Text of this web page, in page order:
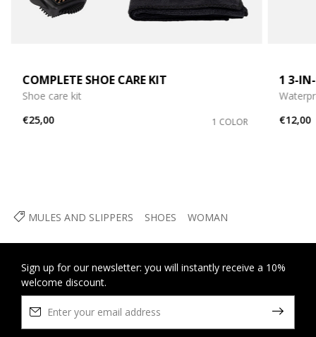
MULES AND SLIPPERS SHOES WOMAN
COMPLETE SHOE CARE KIT
Shoe care kit
€25,00
1 COLOR
1 3-
€12,00
Sign up for our newsletter: you will instantly receive a 10%
welcome discount.